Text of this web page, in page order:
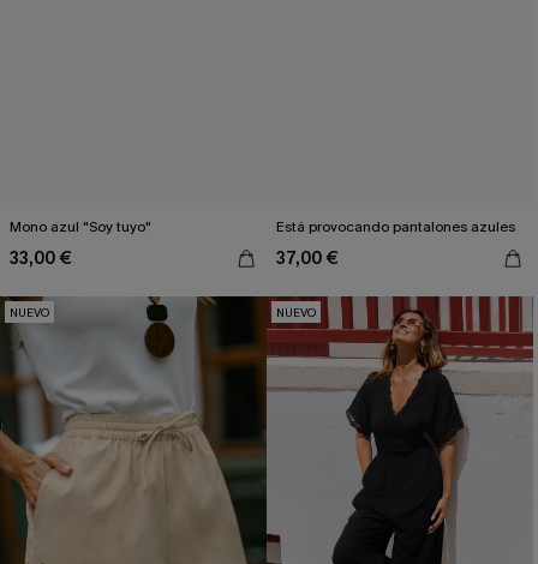
Mono azul "Soy tuyo"
33,00 €
Está provocando pantalones azules
37,00 €
NUEVO NUEVO